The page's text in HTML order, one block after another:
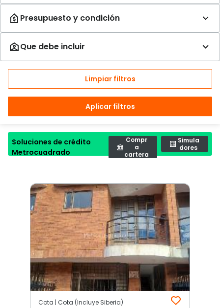
Limpiar filtros
Aplicar filtros
Soluciones de crédito
Metrocuadrado
Compr
a
cartera
Simula
dores
Cota | Cota (Incluye Siberia)